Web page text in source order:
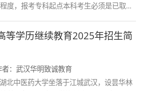
度，报考专科起点本科考生必须是已取得
书的人
等学历继续教育2025年招生简
者：武汉华明致诚教育
北中医药大学坐落于江城武汉，设昙华林